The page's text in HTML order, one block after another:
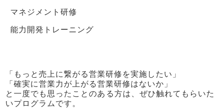
マネジメント研修
能力開発トレーニング
「もっと売上に繋がる営業研修を実施したい」
「確実に営業力が上がる営業研修はないか」
と一度でも思ったことのある方は、ぜひ触れてもらいた
いプログラムです。